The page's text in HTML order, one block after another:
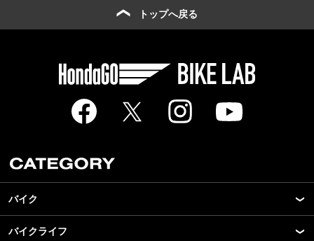
トップへ戻る
バイク
New Model Show
バイクライフ